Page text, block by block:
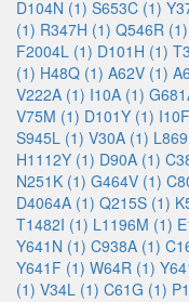
D104N (1) S653C (1)
(1) R347H (1) Q546R (1)
F2004L (1) D101H (1)
(1) H48Q (1) A62V (1)
V222A (1) I10A (1)
V75M (1) D101Y (1)
S945L (1) V30A (1)
H1112Y (1) D90A (1)
N251K (1) G464V (1)
D4064A (1) Q215S (1)
T1482I (1) L1196M (1)
Y641N (1) C938A (1)
Y641F (1) W64R (1)
(1) V34L (1) C61G (1)